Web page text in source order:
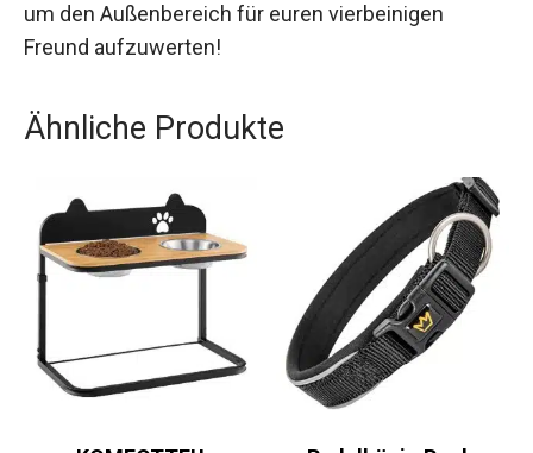
um den Außenbereich für euren vierbeinigen
Freund aufzuwerten!
Ähnliche Produkte